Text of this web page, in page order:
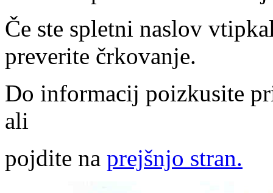
Če ste spletni naslov
preverite črkovanje.
Do informacij poizkusite
ali
pojdite na prejšnjo stran.